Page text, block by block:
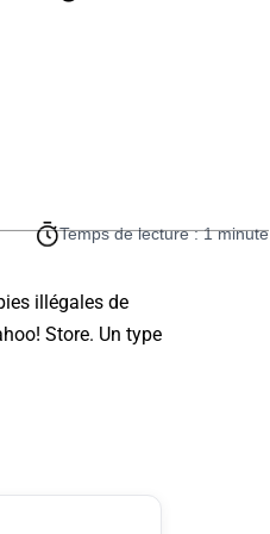
Temps de lecture : 1 minute
illégales de
Store. Un type